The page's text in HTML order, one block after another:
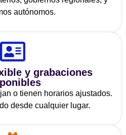
autónomos.
y grabaciones
o tienen horarios ajustados.
desde cualquier lugar.